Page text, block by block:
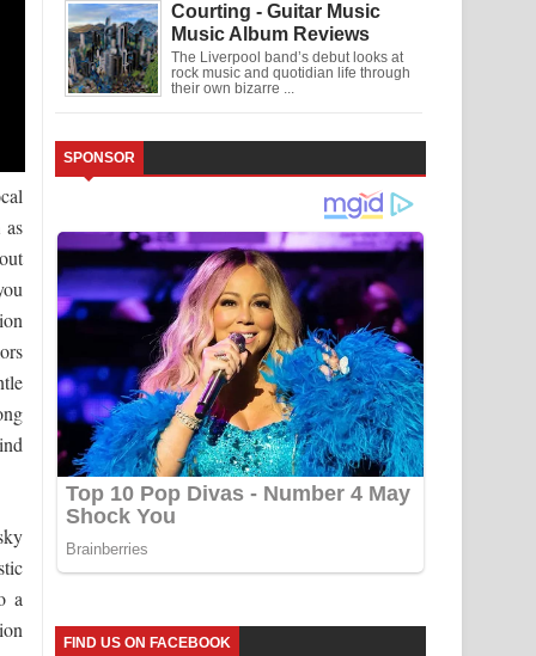
a
Courting - Guitar Music
Music Album Reviews
The Liverpool band’s debut looks at
rock music and quotidian life through
their own bizarre ...
SPONSOR
FIND US ON FACEBOOK